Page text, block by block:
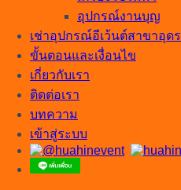
อุปกรณ์งานบุญ
เช่าอุปกรณ์อีเว้นต์สาขาอุดร
ขั้นตอนและเงื่อนไข
เกี่ยวกับเรา
ติดต่อเรา
บทความ
เข้าสู่ระบบ